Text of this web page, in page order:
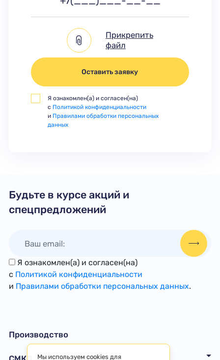
Прикрепить
файл
Оставить заявку
Я ознакомлен(а) и согласен(на)
с Политикой конфиденциальности
и Правилами обработки персональных
данных
Будьте в курсе акций и
спецпредложений
Я ознакомлен(а) и согласен(на)
с Политикой конфиденциальности
и Правилами обработки персональных данных.
Производство
Мы используем cookies для